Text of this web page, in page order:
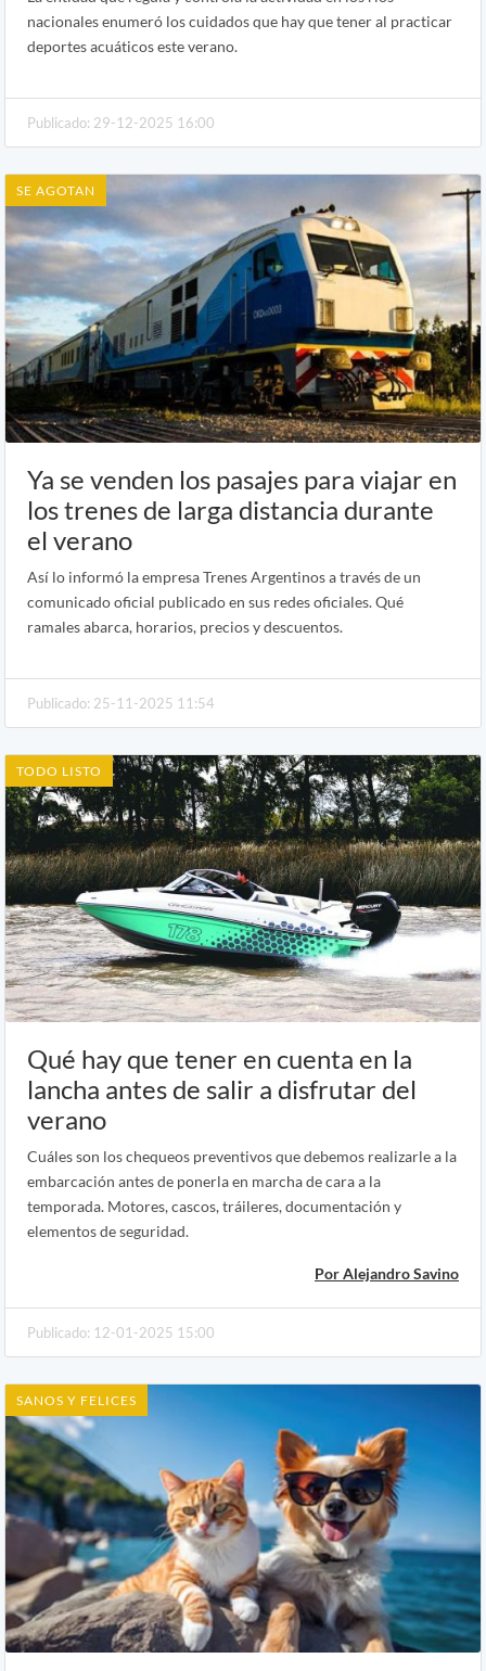
nacionales enumeró los cuidados que hay que tener al practicar
deportes acuáticos este verano.
Publicado: 29-12-2025 16:00
SE AGOTAN
Ya se venden los pasajes para viajar en
los trenes de larga distancia durante
el verano
Así lo informó la empresa Trenes Argentinos a través de un
comunicado oficial publicado en sus redes oficiales. Qué
ramales abarca, horarios, precios y descuentos.
Publicado: 25-11-2025 11:54
TODO LISTO
Qué hay que tener en cuenta en la
lancha antes de salir a disfrutar del
verano
Cuáles son los chequeos preventivos que debemos realizarle a la
embarcación antes de ponerla en marcha de cara a la
temporada. Motores, cascos, tráileres, documentación y
elementos de seguridad.
Por Alejandro Savino
Publicado: 12-01-2025 15:00
SANOS Y FELICES